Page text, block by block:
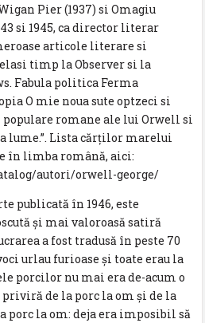
Pier (1937) si Omagiu
si 1945, ca director literar
articole literare si
timp la Observer si la
Fabula politica Ferma
O mie noua sute optzeci si
populare romane ale lui Orwell si
lume.”. Lista cărţilor marelui
în limba română, aici:
autori/orwell-george/
publicată în 1946, este
şi mai valoroasă satiră
a fost tradusă în peste 70
urlau furioase şi toate erau la
porcilor nu mai era de-acum o
de la porc la om şi de la
porc la om: deja era imposibil să